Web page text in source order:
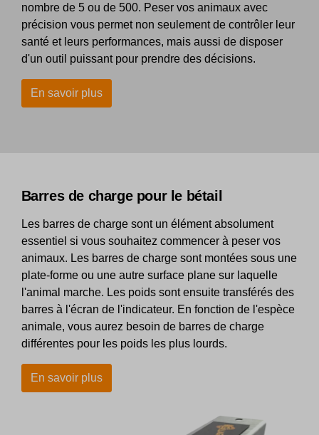
nombre de 5 ou de 500. Peser vos animaux avec
précision vous permet non seulement de contrôler leur
santé et leurs performances, mais aussi de disposer
d'un outil puissant pour prendre des décisions.
En savoir plus
Barres de charge pour le bétail
Les barres de charge sont un élément absolument
essentiel si vous souhaitez commencer à peser vos
animaux. Les barres de charge sont montées sous une
plate-forme ou une autre surface plane sur laquelle
l'animal marche. Les poids sont ensuite transférés des
barres à l'écran de l'indicateur. En fonction de l'espèce
animale, vous aurez besoin de barres de charge
différentes pour les poids les plus lourds.
En savoir plus